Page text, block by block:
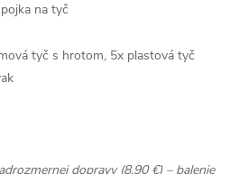
na tyč
tyč s hrotom, 5x plastová tyč
dopravy (8,90 €) – balenie